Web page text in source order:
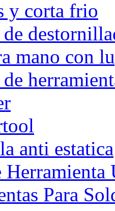
y corta frio
de
mano con
de
anti estatica
Herramienta
Para